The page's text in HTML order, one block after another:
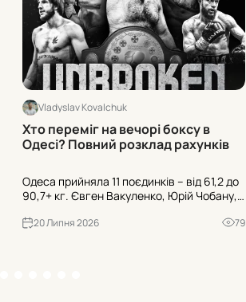
Vladyslav Kovalchuk
Хто переміг на вечорі боксу в
Одесі? Повний розклад рахунків
Одеса прийняла 11 поєдинків – від 61,2 до
90,7+ кг. Євген Вакуленко, Юрій Чобану,
перемоги. Далі – точні рахунки суддів і
20 Липня 2026 79